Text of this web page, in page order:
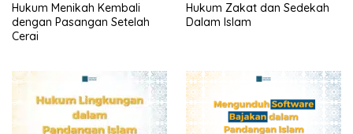
Hukum Menikah Kembali
dengan Pasangan Setelah
Cerai
Hukum Zakat dan Sedekah
Dalam Islam